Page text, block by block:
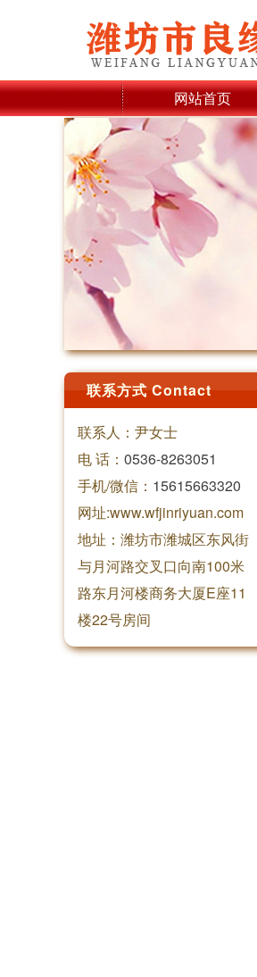
网站首页
联系方式 Contact
联系人：尹女士
电 话： 0536-8263051
手机/微信： 15615663320
网址:www.wfjinriyuan.com
地址：潍坊市潍城区东风街
与月河路交叉口向南100米
路东月河楼商务大厦E座11
楼22号房间